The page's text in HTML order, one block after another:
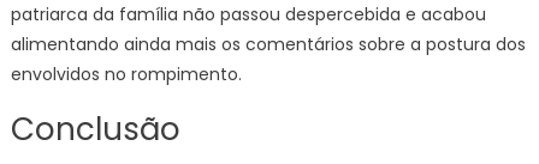
patriarca da família não passou despercebida e acabou
alimentando ainda mais os comentários sobre a postura dos
envolvidos no rompimento.
Conclusão